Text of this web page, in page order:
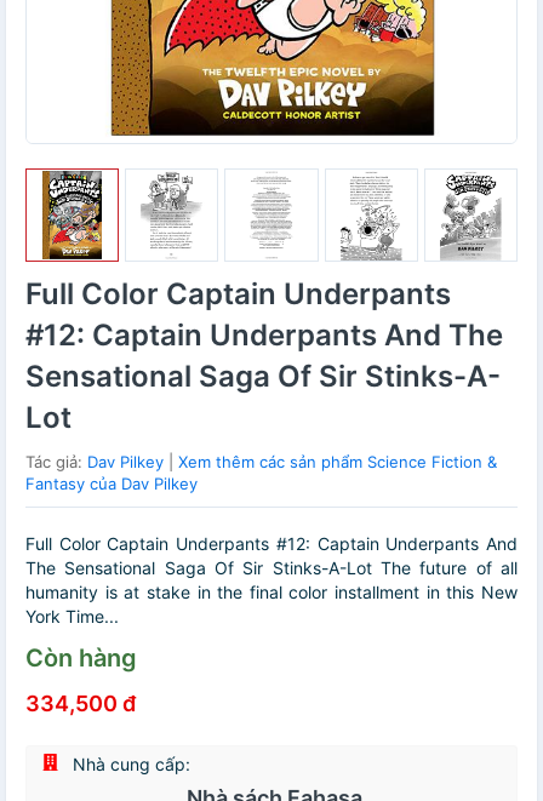
Full Color Captain Underpants
#12: Captain Underpants And The
Sensational Saga Of Sir Stinks-A-
Lot
Tác giả: Dav Pilkey
Xem thêm các sản phẩm Science Fiction &
Fantasy của Dav Pilkey
Full Color Captain Underpants #12: Captain Underpants And
The Sensational Saga Of Sir Stinks-A-Lot The future of all
humanity is at stake in the final color installment in this New
York Time...
Còn hàng
334,500 đ
Nhà cung cấp: